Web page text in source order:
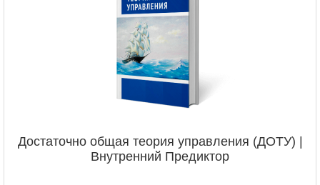
Достаточно общая теория управления (ДОТУ) |
Внутренний Предиктор